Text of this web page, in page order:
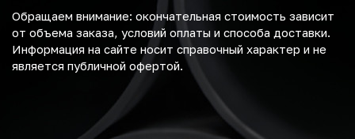
Обращаем внимание: окончательная стоимость зависит
от объема заказа, условий оплаты и способа доставки.
Информация на сайте носит справочный характер и не
является публичной офертой.